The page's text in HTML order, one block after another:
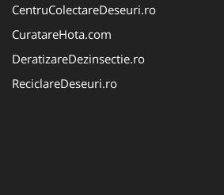
CentruColectareDeseuri.ro
CuratareHota.com
DeratizareDezinsectie.ro
ReciclareDeseuri.ro